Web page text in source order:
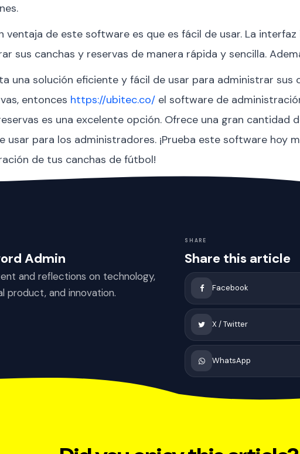
ventaja de este software es que es fácil de usar. La
sus canchas y reservas de manera rápida y sencilla.
una solución eficiente y fácil de usar para administrar sus
entonces https://ubitec.co/ el software de
es una excelente opción. Ofrece una gran cantidad
usar para los administradores. ¡Prueba este software hoy
de tus canchas de fútbol!
Admin
and reflections on technology,
product, and innovation.
SHARE
Share this article
Facebook
X / Twitter
WhatsApp